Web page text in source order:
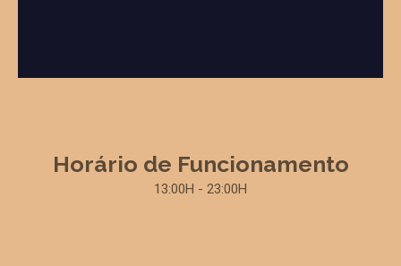
Horário de Funcionamento
13:00H - 23:00H